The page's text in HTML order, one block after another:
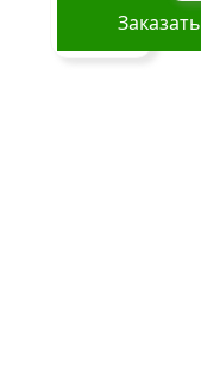
Заказать